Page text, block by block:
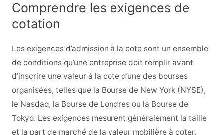
Comprendre les exigences de
cotation
Les exigences d’admission à la cote sont un ensemble
de conditions qu’une entreprise doit remplir avant
d’inscrire une valeur à la cote d’une des bourses
organisées, telles que la Bourse de New York (NYSE),
le Nasdaq, la Bourse de Londres ou la Bourse de
Tokyo. Les exigences mesurent généralement la taille
et la part de marché de la valeur mobilière à coter,